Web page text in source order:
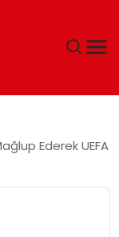
Ederek UEFA